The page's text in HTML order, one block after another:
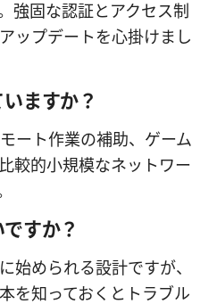
強固な認証とアクセス制
ップデートを心掛けまし
ますか？
ート作業の補助、ゲーム
較的小規模なネットワー
すか？
始められる設計ですが、
を知っておくとトラブル